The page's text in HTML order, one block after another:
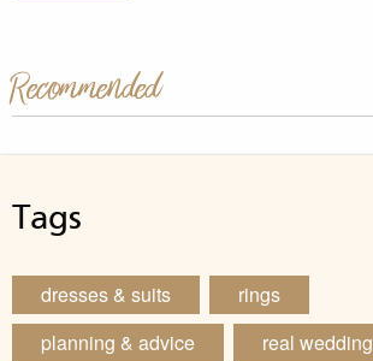
Recommended
Tags
dresses & suits
rings
planning & advice
real